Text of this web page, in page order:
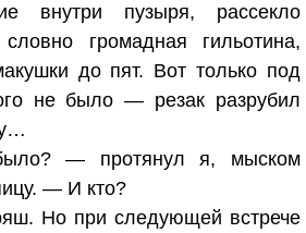
внутри пузыря, рассекло
громадная гильотина,
до пят. Вот только под
не было — резак разрубил
— протянул я, мыском
— И кто?
Но при следующей встрече